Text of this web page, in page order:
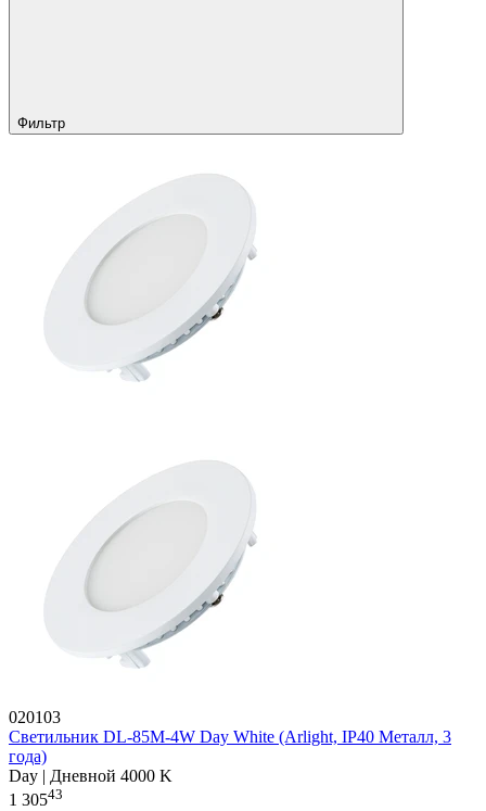
Фильтр
020103
Светильник DL-85M-4W Day White (Arlight, IP40 Металл, 3
года)
Day | Дневной 4000 K
1 30543